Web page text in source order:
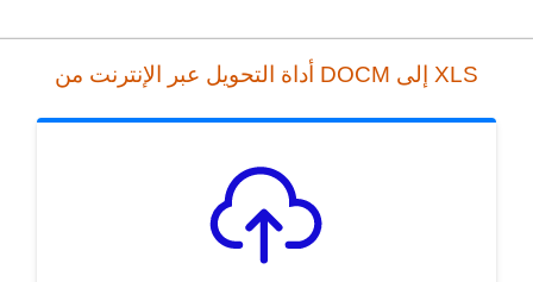
أداة التحويل عبر الإنترنت من DOCM إلى XLS